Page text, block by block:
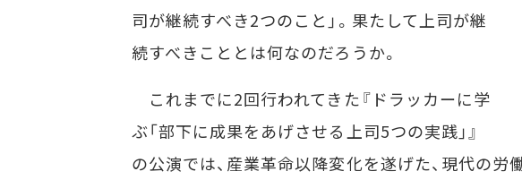
司が継続すべき2つのこと」。果たして上司が継
続すべきこととは何なのだろうか。
これまでに2回行われてきた『ドラッカーに学
ぶ「部下に成果をあげさせる上司5つの実践」』
の公演では、産業革命以降変化を遂げた、現代の